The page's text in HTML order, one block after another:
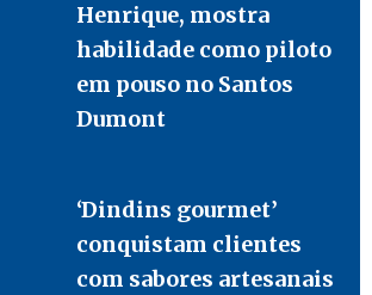
Henrique, mostra
habilidade como piloto
em pouso no Santos
Dumont
‘Dindins gourmet’
conquistam clientes
com sabores artesanais